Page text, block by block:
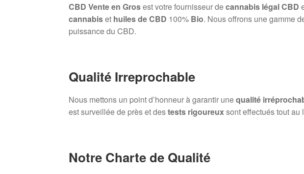
CBD Vente en Grosest votre fournisseur decannabis légal CBD
cannabiset huiles de CBD 100% Bio. Nous offrons une gamme
puissance du CBD.
Qualité Irreprochable
Nous mettons un point d’honneur à garantir unequalité
est surveillée de près et destests rigoureuxsont effectués tout au
Notre Charte de Qualité